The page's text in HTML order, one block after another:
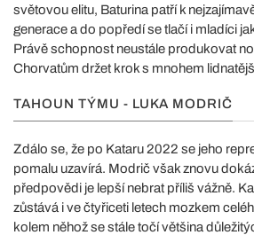
světovou elitu, Baturina patří k
generace a do popředí se tlačí i mladíci
Právě schopnost neustále produkovat
Chorvatům držet krok s mnohem
TAHOUN TÝMU - LUKA MODRIČ
Zdálo se, že po Kataru 2022 se jeho
pomalu uzavírá. Modrič však znovu
předpovědi je lepší nebrat příliš vážně.
zůstává i ve čtyřiceti letech mozkem
kolem něhož se stále točí většina